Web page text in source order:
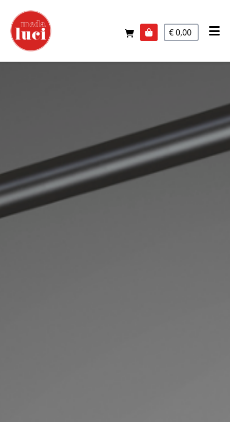
€ 0,00